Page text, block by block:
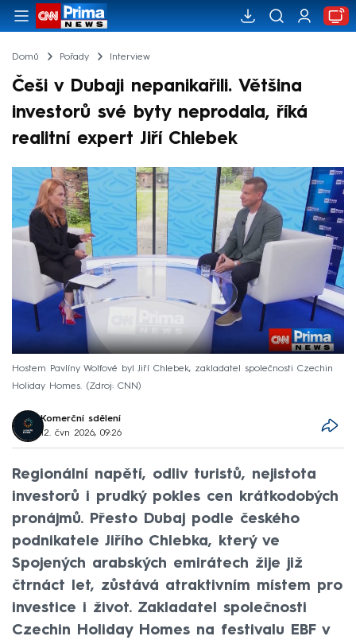
Domů Pořady Interview
Češi v Dubaji nepanikařili. Většina
investorů své byty neprodala, říká
realitní expert Jiří Chlebek
Hostem Pavlíny Wolfové byl Jiří Chlebek, zakladatel společnosti Czechin
Holiday Homes.
Zdroj: CNN
Komerční sdělení
12. čvn 2026, 09:26
Regionální napětí, odliv turistů, nejistota
investorů i prudký pokles cen krátkodobých
pronájmů. Přesto Dubaj podle českého
podnikatele Jiřího Chlebka, který ve
Spojených arabských emirátech žije již
čtrnáct let, zůstává atraktivním místem pro
investice i život. Zakladatel společnosti
Czechin Holiday Homes na festivalu EBF v